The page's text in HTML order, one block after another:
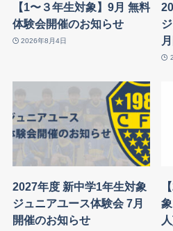
【1〜３年生対象】9月 無料
体験会開催のお知らせ
2026年8月4日
2027年度 新中学1年生対象
ジュニアユース体験会 7月
開催のお知らせ